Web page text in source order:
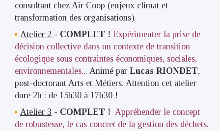
consultant chez Air Coop (enjeux climat et
transformation des organisations).
Atelier 2 - COMPLET ! Expérimenter la prise de
décision collective dans un contexte de transition
écologique sous contraintes économiques, sociales,
environnementales... Animé par Lucas RIONDET,
post-doctorant Arts et Métiers. Attention cet atelier
dure 2h : de 15h30 à 17h30 !
Atelier 3 - COMPLET ! Appréhender le concept
de robustesse, le cas concret de la gestion des déchets.